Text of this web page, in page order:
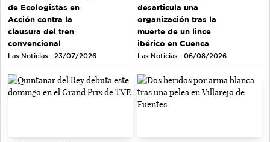
de Ecologistas en
Acción contra la
clausura del tren
convencional
Las Noticias - 23/07/2026
desarticula una
organización tras la
muerte de un lince
ibérico en Cuenca
Las Noticias - 06/08/2026